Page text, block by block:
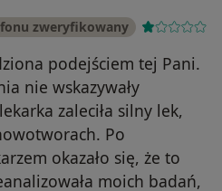
zweryfikowany
podejściem tej Pani.
nie wskazywały
zaleciła silny lek,
Po
okazało się, że to
moich badań,